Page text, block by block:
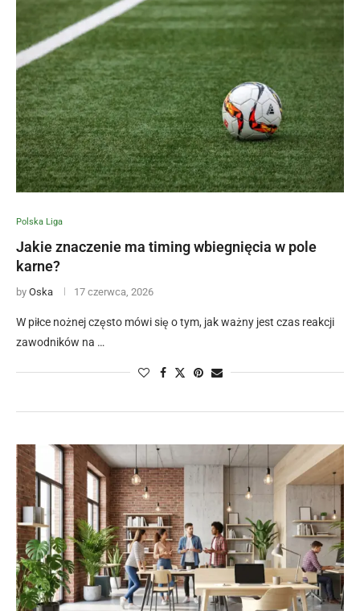
Polska Liga
Jakie znaczenie ma timing wbiegnięcia w pole
karne?
by Oska 17 czerwca, 2026
W piłce nożnej często mówi się o tym, jak ważny jest czas reakcji
zawodników na …